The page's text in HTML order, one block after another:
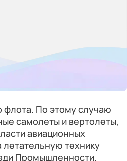
флота. По этому случаю
самолеты и вертолеты,
авиационных
летательную технику
Промышленности.